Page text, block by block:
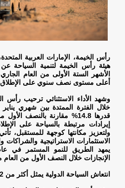
هيئة رأس الخيمة لتنمية السياحة
الأشهر الستة الأولى من العام
أعلى مستوى نصف سنوي على الإطلاق
إيرادات مرتبطة بالسياحة على
ولتعزيز مكانتها كوجهة للمستقبل،
الاستثمارات الاستراتيجية والشراكات
الإنجازات خلال النصف الأول من العام
انتعاش السياحة الدولية يمثل أكثر من 52% من جميع زوار الوجهة